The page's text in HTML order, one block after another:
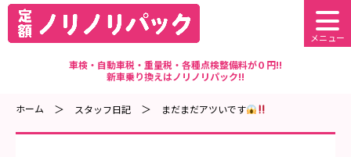
車検・自動車税・重量税・各種点検整備料が０円!!
新車乗り換えはノリノリパック!!
メニュー
ホーム スタッフ日記 まだまだアツいです